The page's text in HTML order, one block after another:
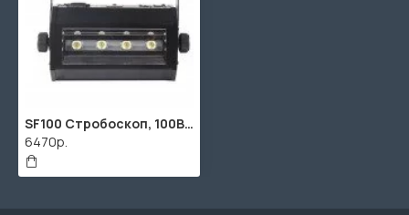
SF100 Стробоскоп, 100Вт, Bi Ray
6470р.